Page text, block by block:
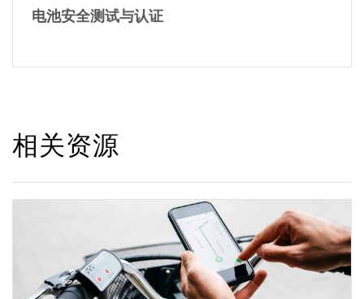
电池安全测试与认证
相关资源